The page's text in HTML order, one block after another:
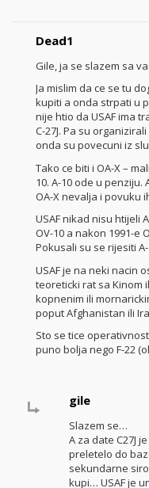
Dead1
Gile, ja se slazem sa
Ja mislim da ce se tu
kupiti a onda strpati u
nije htio da USAF ima
C-27J. Pa su
onda su povecuni iz
Tako ce biti i OA-X –
10. A-10 ode u penziju.
OA-X nevalja i povuku
USAF nikad nisu htijeli
OV-10 a nakon 1991-e
Pokusali su se rijesiti
USAF je na neki nacin
teoreticki rat sa Kinom
kopnenim ili
poput Afghanistan ili
Sto se tice
puno bolja nego F-22
gile
Slazem se…
A za date C27J
preletelo do
sekundarne
kupi… USAF je